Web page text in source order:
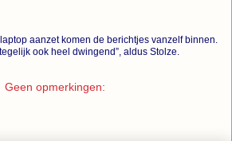
aanzet komen de berichtjes vanzelf binnen.
ook heel dwingend”, aldus Stolze.
Geen opmerkingen: